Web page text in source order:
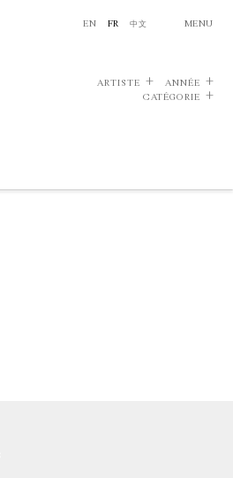
EN FR 中文 MENU
ARTISTE
ANNÉE
CATÉGORIE